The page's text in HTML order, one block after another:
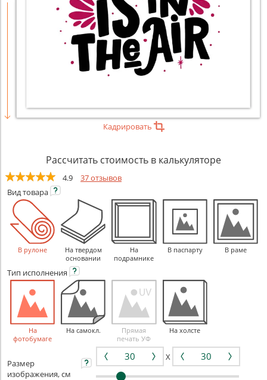
Кадрировать
Рассчитать стоимость в калькуляторе
4.9
37 отзывов
Видтовара
В рулоне
На твердом
основании
На
подрамнике
В паспарту В раме
Тип исполнения
На
фотобумаге
На самокл.
Прямая
печать УФ
На холсте
Размер
изображения, см
X